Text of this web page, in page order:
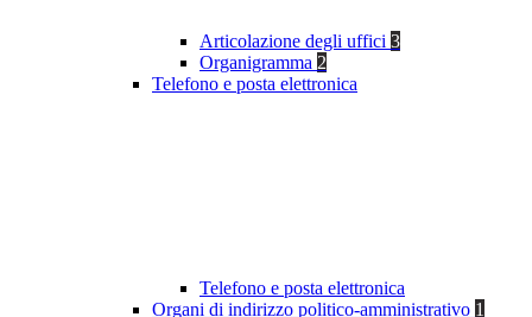
Articolazione degli uffici 3
Organigramma 2
Telefono e posta elettronica
Telefono e posta elettronica
Organi di indirizzo politico-amministrativo 1